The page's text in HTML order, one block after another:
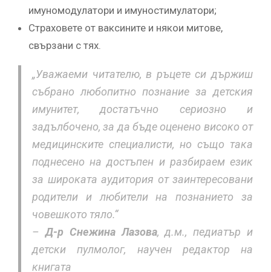
имуномодулатори и имуностимулатори;
Страховете от ваксините и някои митове,
свързани с тях.
„Уважаеми читателю, в ръцете си държиш
събрано любопитно познание за детския
имунитет, достатъчно сериозно и
задълбочено, за да бъде оценено високо от
медицинските специалисти, но също така
поднесено на достъпен и разбираем език
за широката аудитория от заинтересовани
родители и любители на познанието за
човешкото тяло.“
–Д-р Снежина Лазова, д.м., педиатър и
детски пулмолог, научен редактор на
книгата